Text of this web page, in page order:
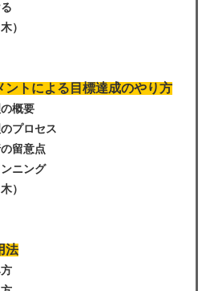
）
ントによる目標達成のやり方
概要
ロセス
留意点
ニング
）
法